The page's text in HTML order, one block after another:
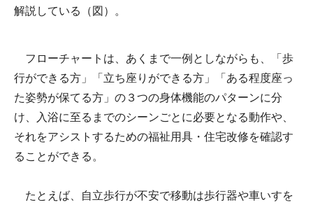
解説している（図）。
フローチャートは、あくまで一例としながらも、「歩
行ができる方」「立ち座りができる方」「ある程度座っ
た姿勢が保てる方」の３つの身体機能のパターンに分
け、入浴に至るまでのシーンごとに必要となる動作や、
それをアシストするための福祉用具・住宅改修を確認す
ることができる。
たとえば、自立歩行が不安で移動は歩行器や車いすを